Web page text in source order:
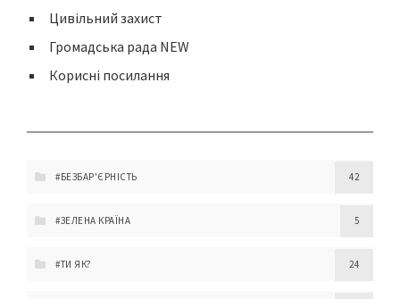
Цивільний захист
Громадська рада NEW
Корисні посилання
#БЕЗБАР'ЄРНІСТЬ 42
#ЗЕЛЕНА КРАЇНА 5
#ТИ ЯК? 24